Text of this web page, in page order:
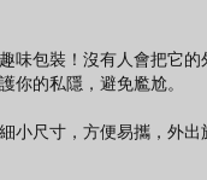
味包裝！沒有人會把它
你的私隱，避免尷尬。
小尺寸，方便易攜，外